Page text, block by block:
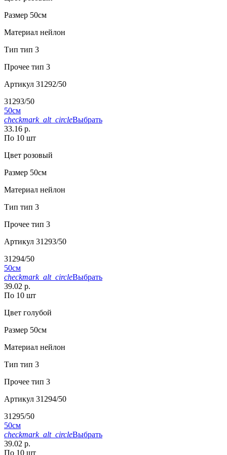
Размер 50см
Материал нейлон
Тип тип 3
Прочее тип 3
Артикул 31292/50
31293/50
50см
checkmark_alt_circleВыбрать
33.16 р.
По 10 шт
Цвет розовый
Размер 50см
Материал нейлон
Тип тип 3
Прочее тип 3
Артикул 31293/50
31294/50
50см
checkmark_alt_circleВыбрать
39.02 р.
По 10 шт
Цвет голубой
Размер 50см
Материал нейлон
Тип тип 3
Прочее тип 3
Артикул 31294/50
31295/50
50см
checkmark_alt_circleВыбрать
39.02 р.
По 10 шт